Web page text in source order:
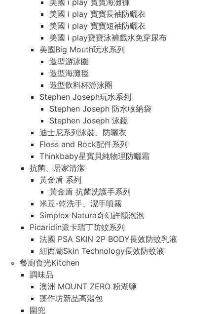
美國 i play 寶寶海灘褲
美國 i play 寶寶長袖防曬衣
美國 i play 寶寶短袖防曬衣
美國 i play寶寶泳褲戲水免穿尿布
美國Big Mouth玩水系列
造型游泳圈
造型海灘毯
造型飲料杯游泳圈
Stephen Joseph玩水系列
Stephen Joseph 防水收納袋
Stephen Joseph 泳鏡
迪士尼系列泳裝、防曬衣
Floss and Rock配件系列
Thinkbaby星寶貝純物理防曬霜
抗菌、居家清潔
黃金盾 系列
黃金盾 抗菌洗護手系列
米豆-乾洗手、潔手噴霧
Simplex Natura奇幻許願泡泡
Picaridin派卡瑞丁防蚊系列
法國 PSA SKIN 2P BODY長效防蚊乳液
紐西蘭Skin Technology長效防蚊液
餐廚食光Kitchen
調味品
澳洲 MOUNT ZERO 粉湖鹽
藻作坊新品高湯包
圍兜